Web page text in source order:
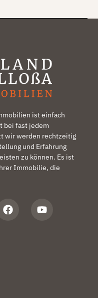
ist einfach
bei fast jedem
wir werden rechtzeitig
und Erfahrung
zu können. Es ist
Immobilie, die